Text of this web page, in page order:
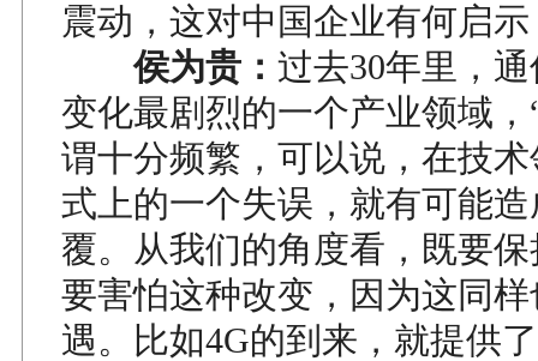
震动，这对中国企业有何启示
侯为贵： 过去30年里，
变化最剧烈的一个产业领域，
谓十分频繁，可以说，在技
式上的一个失误，就有可能
覆。从我们的角度看，既要
要害怕这种改变，因为这同
遇。比如4G的到来，就提供